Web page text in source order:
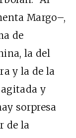
Margo–,
de
la del
y la de la
y
sorpresa
de la